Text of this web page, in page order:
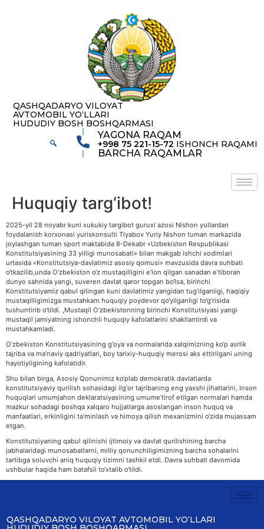
QASHQADARYO VILOYAT
AVTOMOBIL YOʻLLARI
HUDUDIY BOSH BOSHQARMASI
YAGONA RAQAM
+998 75 221-15-72 ISHONCH RAQAMI
BARCHA RAQAMLAR
Huquqiy targ‘ibot!
2025-yil 28 noyabr kuni xukukiy targibot guruxi azosi Nishon yullardan
foydalanish korxonasi yuriskonsulti Tlyabov Yuriy Nishon tuman markazida
joylashgan tuman sport maktabida 8-Dekabr «Uzbekiston Respublikasi
Konstitutsiyasining 33 yilligi munosabati» bilan makgab ishchi xodimlari
urtasida «Konstitutsiya-davlatimiz asosiy qomusi» mavzusida davra suhbati
o‘tkazilib,unda O‘zbekiston o‘z mustaqilligini e’lon qilgan sanadan e’tiboran
dunyo sahnida yangi, suveren davlat qaror topgan bo‘lsa, birinchi
Konstitutsiyamiz qabul qilingan kuni davlatimiz yangidan tug‘ilganligi, haqiqiy
mustaqilligimizga mustahkam huquqiy poydevor qo‘yilganligi to‘g‘risida
tushuntirib o‘tildi. ,Mustaqil O‘zbekistonning birinchi Konstitutsiyasi yangi
mustaqil jamiyatning ishonchli huquqiy kafolatlarini shakllantirdi va
mustahkamladi.
O‘zbekiston Konstitutsiyasining g‘oya va normalarida xalqimizning ko‘p asrlik
tajriba va ma’naviy qadriyatlari, boy tarixiy-huquqiy merosi aks ettirilgani uning
hayotiyligining kafolatidir.
Shu bilan birga, Asosiy Qonunimiz ko‘plab demokratik davlatlarda
konstitutsiyaviy qurilish sohasidagi ilg‘or tajribaning eng yaxshi jihatlarini, Inson
huquqlari umumjahon deklaratsiyasining umume’tirof etilgan normalari hamda
mazkur sohadagi boshqa xalqaro hujjatlarga asoslangan inson huquq va
manfaatlari, erkinligini ta’minlash va himoya qilish mexanizmini o‘zida mujassam
etgan.
Konstitutsiyaning qabul qilinishi ijtimoiy va davlat qurilishining barcha
jabhalaridagi munosabatlarni, milliy qonunchiligimizning barcha sohalarini
tartibga soluvchi aniq huquqiy tizimni tashkil etdi. Davra suhbati davomida
ushbular haqida ham batafsil to‘xtalib o‘tildi.
QASHQADARYO VILOYAT AVTOMOBIL YOʻLLARI